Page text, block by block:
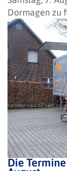
Dormagen zu
Die